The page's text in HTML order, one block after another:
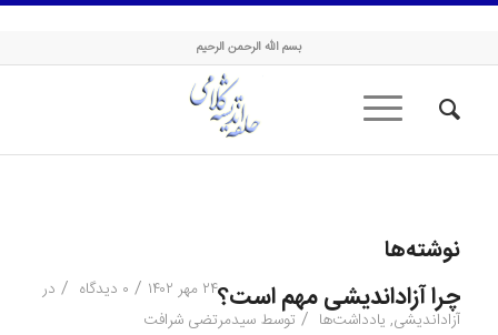
حلقه اندیشه کلامی
بسم الله الرحمن الرحیم
نوشته‌ها
چرا آزاداندیشی مهم است؟۲۴ مهر ۱۴۰۲ / ۰ دیدگاه / در
آزاداندیشی, یادداشت‌ها / توسط سیدمرتضی شرافت